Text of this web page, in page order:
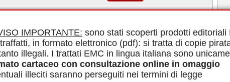
IMPORTANTE: sono stati scoperti prodotti editoriali
in formato elettronico (pdf): si tratta di copie
illegali. I trattati EMC in lingua italiana sono
cartaceo con consultazione online in omaggio
illeciti saranno perseguiti nei termini di legge
in PDF.